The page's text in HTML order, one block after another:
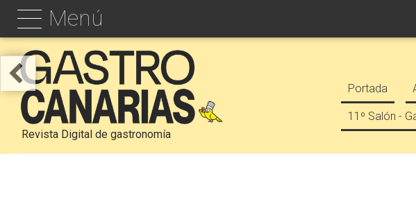
Menú
Revista Digital de gastronomía
Portada
11º Salón -